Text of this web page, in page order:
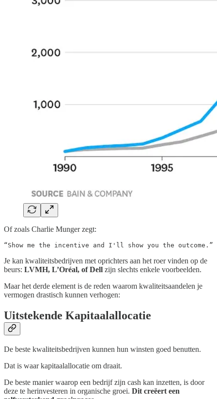
Of zoals Charlie Munger zegt:
“Show me the incentive and I'll show you the outcome.”
Je kan kwaliteitsbedrijven met oprichters aan het roer vinden op de
beurs: LVMH, L’Oréal, of Dell zijn slechts enkele voorbeelden.
Maar het derde element is de reden waarom kwaliteitsaandelen je
vermogen drastisch kunnen verhogen:
Uitstekende Kapitaalallocatie
De beste kwaliteitsbedrijven kunnen hun winsten goed benutten.
Dat is waar kapitaalallocatie om draait.
De beste manier waarop een bedrijf zijn cash kan inzetten, is door
deze te herinvesteren in organische groei. Dit creëert een